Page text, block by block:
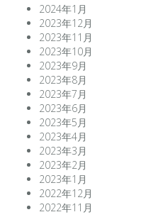
2024年1月
2023年12月
2023年11月
2023年10月
2023年9月
2023年8月
2023年7月
2023年6月
2023年5月
2023年4月
2023年3月
2023年2月
2023年1月
2022年12月
2022年11月